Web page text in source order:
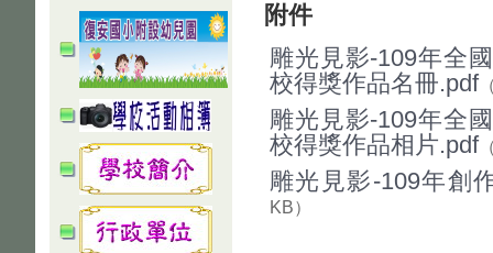
附件
雕光見影-109年全
校得獎作品名冊.pdf
雕光見影-109年全
校得獎作品相片.pdf
雕光見影-109年創
KB）